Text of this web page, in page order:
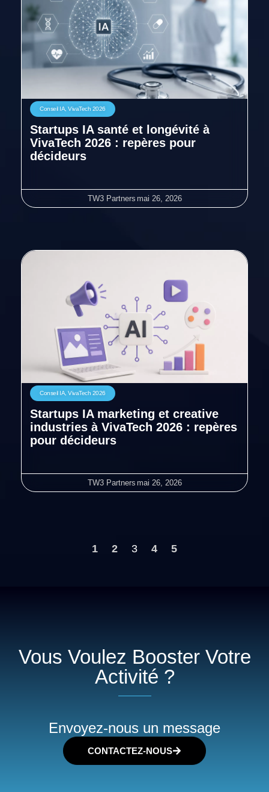
Conseil IA, VivaTech 2026
Startups IA santé et longévité à
VivaTech 2026 : repères pour
décideurs
TW3 Partners mai 26, 2026
Conseil IA, VivaTech 2026
Startups IA marketing et creative
industries à VivaTech 2026 : repères
pour décideurs
TW3 Partners mai 26, 2026
1 2 3 4 5
Vous Voulez Booster Votre
Activité ?
Envoyez-nous un message
CONTACTEZ-NOUS